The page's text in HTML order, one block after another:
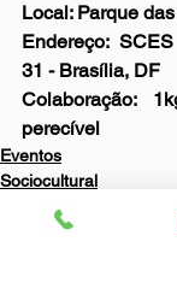
Local: Parque
Endereço:
31 - Brasília, DF
Colaboração:
perecível
Eventos
Sociocultural